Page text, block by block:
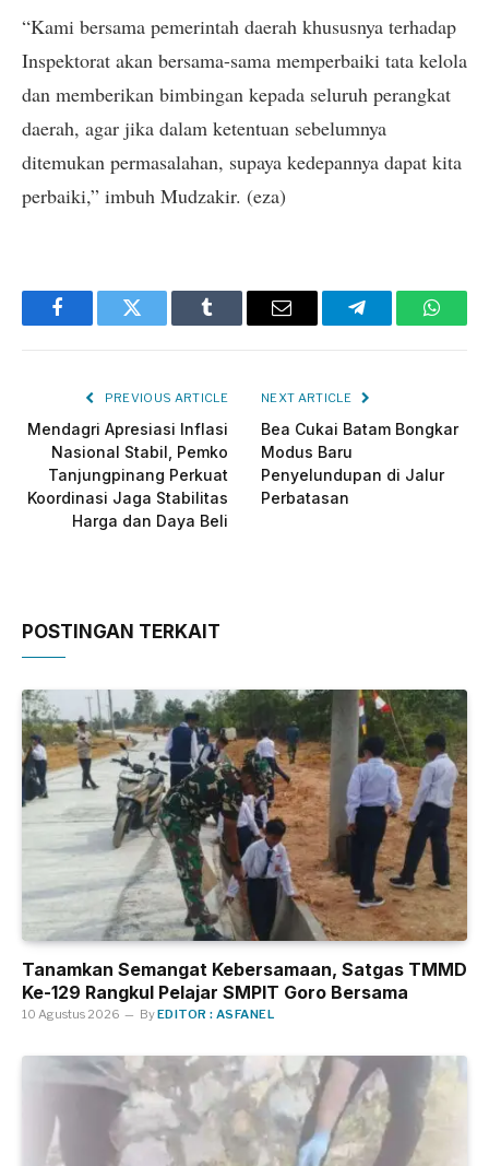
“Kami bersama pemerintah daerah khususnya terhadap
Inspektorat akan bersama-sama memperbaiki tata kelola
dan memberikan bimbingan kepada seluruh perangkat
daerah, agar jika dalam ketentuan sebelumnya
ditemukan permasalahan, supaya kedepannya dapat kita
perbaiki,” imbuh Mudzakir. (eza)
FacebookTwitter Tumblr Email Telegram
PREVIOUS ARTICLE
Mendagri Apresiasi Inflasi
Nasional Stabil, Pemko
Tanjungpinang Perkuat
Koordinasi Jaga Stabilitas
Harga dan Daya Beli
NEXT ARTICLE
Bea Cukai Batam Bongkar
Modus Baru
Penyelundupan di Jalur
Perbatasan
POSTINGAN TERKAIT
Tanamkan Semangat Kebersamaan, Satgas TMMD
Ke-129 Rangkul Pelajar SMPIT Goro Bersama
10 Agustus 2026 ByEDITOR : ASFANEL